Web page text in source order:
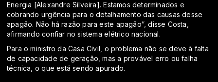
Energia [Alexandre Silveira]. Estamos determinados e
cobrando urgência para o detalhamento das causas desse
apagão. Não há razão para este apagão”, disse Costa,
afirmando confiar no sistema elétrico nacional.
Para o ministro da Casa Civil, o problema não se deve à falta
de capacidade de geração, mas a provável erro ou falha
técnica, o que está sendo apurado.